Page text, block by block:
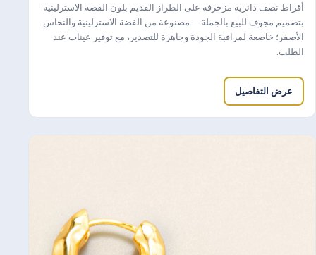
أقراط نصف دائرية مزخرفة على الطراز القديم بلون الفضة الاسترلينية
بتصميم مجوف للبيع بالجملة — مصنوعة من الفضة الاسترلينية والنحاس
الأصفر؛ خاضعة لمراقبة الجودة وجاهزة للتصدير، مع توفير عينات عند
الطلب.
عرض التفاصيل